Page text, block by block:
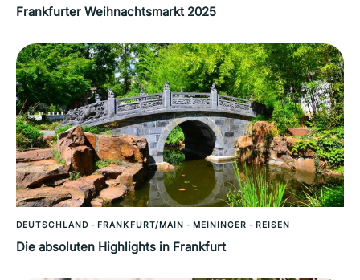
Frankfurter Weihnachtsmarkt 2025
DEUTSCHLAND - FRANKFURT/MAIN - MEININGER - REISEN
Die absoluten Highlights in Frankfurt